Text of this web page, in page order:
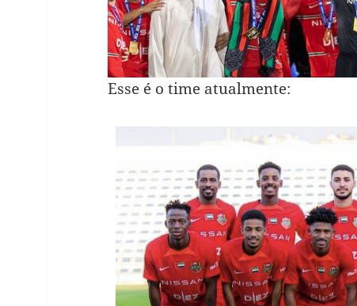
Esse é o time atualmente: